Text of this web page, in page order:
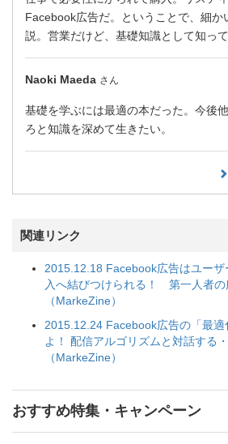
Facebook広告だ。ということで、細か
説。営業だけど、基礎知識として知って
Naoki Maeda さん
基礎を学ぶには最適の本だった。今後
ろと知識を深めて生きたい。
関連リンク
2015.12.18 Facebook広告はユー
入へ結びつけられる！ 第一人者の
（MarkeZine）
2015.12.24 Facebook広告の「最
よ！ 配信アルゴリズムと対話する
（MarkeZine）
おすすめ特集・キャンペーン